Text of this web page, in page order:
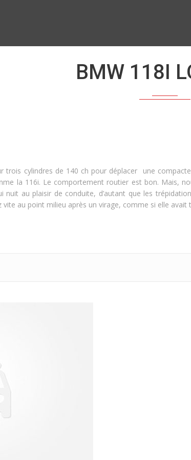
BMW 118I
trois cylindres de 140 ch pour déplacer une
la 116i. Le comportement routier est bon. Mais,
nuit au plaisir de conduite, d’autant que les
au point milieu après un virage, comme si elle avait